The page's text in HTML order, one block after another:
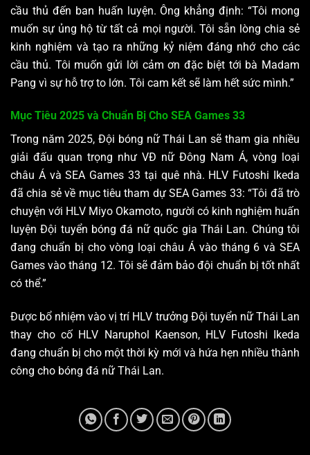
cầu thủ đến ban huấn luyện. Ông khẳng định: “Tôi mong
muốn sự ủng hộ từ tất cả mọi người. Tôi sẵn lòng chia sẻ
kinh nghiệm và tạo ra những kỷ niệm đáng nhớ cho các
cầu thủ. Tôi muốn gửi lời cảm ơn đặc biệt tới bà Madam
Pang vì sự hỗ trợ to lớn. Tôi cam kết sẽ làm hết sức mình.”
Mục Tiêu 2025 và Chuẩn Bị Cho SEA Games 33
Trong năm 2025, Đội bóng nữ Thái Lan sẽ tham gia nhiều
giải đấu quan trọng như VĐ nữ Đông Nam Á, vòng loại
châu Á và SEA Games 33 tại quê nhà. HLV Futoshi Ikeda
đã chia sẻ về mục tiêu tham dự SEA Games 33: “Tôi đã trò
chuyện với HLV Miyo Okamoto, người có kinh nghiệm huấn
luyện Đội tuyển bóng đá nữ quốc gia Thái Lan. Chúng tôi
đang chuẩn bị cho vòng loại châu Á vào tháng 6 và SEA
Games vào tháng 12. Tôi sẽ đảm bảo đội chuẩn bị tốt nhất
có thể.”
Được bổ nhiệm vào vị trí HLV trưởng Đội tuyển nữ Thái Lan
thay cho cố HLV Naruphol Kaenson, HLV Futoshi Ikeda
đang chuẩn bị cho một thời kỳ mới và hứa hẹn nhiều thành
công cho bóng đá nữ Thái Lan.